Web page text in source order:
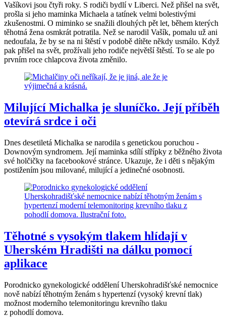
Vašíkovi jsou čtyři roky. S rodiči bydlí v Liberci. Než přišel na svět,
prošla si jeho maminka Michaela a tatínek velmi bolestivými
zkušenostmi. O miminko se snažili dlouhých pět let, během kterých
těhotná žena osmkrát potratila. Než se narodil Vašík, pomalu už ani
nedoufala, že by se na ni štěstí v podobě dítěte někdy usmálo. Když
pak přišel na svět, prožívali jeho rodiče největší štěstí. To se ale po
prvním roce chlapcova života změnilo.
Milující Michalka je sluníčko. Její příběh
otevírá srdce i oči
Dnes desetiletá Michalka se narodila s genetickou poruchou -
Downovým syndromem. Její maminka sdílí střípky z běžného života
své holčičky na facebookové stránce. Ukazuje, že i děti s nějakým
postižením jsou milované, milující a jedinečné osobnosti.
Těhotné s vysokým tlakem hlídají v
Uherském Hradišti na dálku pomocí
aplikace
Porodnicko gynekologické oddělení Uherskohradišťské nemocnice
nově nabízí těhotným ženám s hypertenzí (vysoký krevní tlak)
možnost moderního telemonitoringu krevního tlaku
z pohodlí domova.